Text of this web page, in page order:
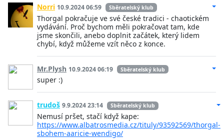
Norri 10.9.2024 06:59 Sběratelský klub
Thorgal pokračuje ve své české tradici - chaotickém
vydávání. Proč bychom měli pokračovat tam, kde
jsme skončili, anebo doplnit začátek, který lidem
chybí, když můžeme vzít něco z konce.
Mr.Plysh 10.9.2024 06:19 Sběratelský klub
super :)
trudoš 9.9.2024 23:14 Sběratelský klub
Nemusí pršet, stačí když kape:
https://www.albatrosmedia.cz/tituly/93592569/thorgal-
sbohem-aaricie-wendigo/